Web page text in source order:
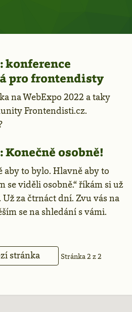
konference
pro frontendisty
na WebExpo 2022 a taky
Frontendisti.cz.
Konečně osobně!
aby to bylo. Hlavně aby to
se viděli osobně.“ říkám si už
za čtrnáct dní. Zvu vás na
se na shledání s vámi.
stránka Stránka 2 z 2